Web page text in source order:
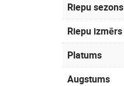
Riepu sezons
Riepu izmērs
Platums
Augstums